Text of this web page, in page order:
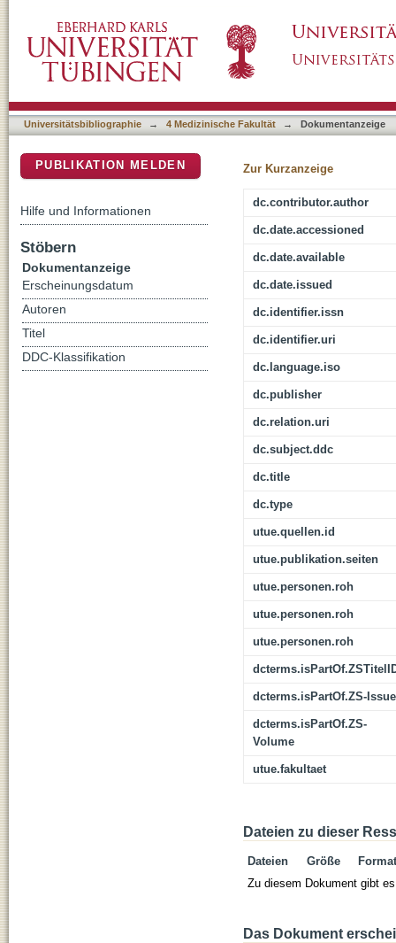
Universitätsbibliographie → 4 Medizinische Fakultät → Dokumentanzeige
Zur Kurzanzeige
dc.contributor.author
dc.date.accessioned
dc.date.available
dc.date.issued
dc.identifier.issn
dc.identifier.uri
dc.language.iso
dc.publisher
dc.relation.uri
dc.subject.ddc
dc.title
dc.type
utue.quellen.id
utue.publikation.seiten
utue.personen.roh
utue.personen.roh
utue.personen.roh
dcterms.isPartOf.ZS-Issue
dcterms.isPartOf.ZS-
Volume
utue.fakultaet
Dateien zu dieser
Dateien Größe
Format
Zu diesem Dokument gibt
Das Dokument
PUBLIKATION MELDEN
Hilfe und Informationen
Stöbern
Dokumentanzeige
Erscheinungsdatum
Autoren
Titel
DDC-Klassifikation